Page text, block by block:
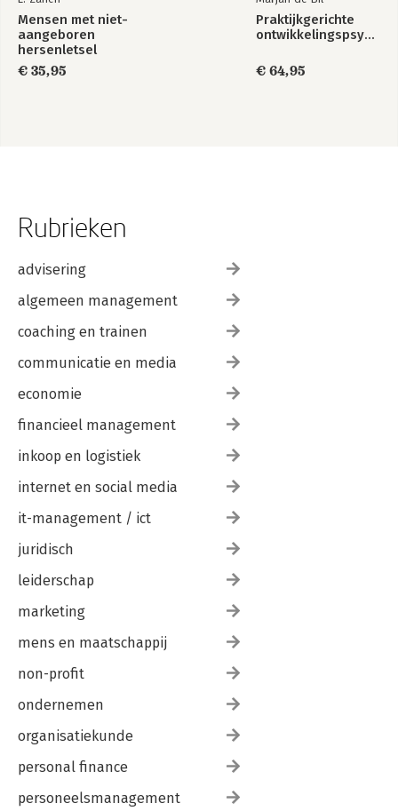
Mensen met niet-
aangeboren
hersenletsel
€ 35,95
Praktijkgerichte
ontwikkelingspsychologie
€ 64,95
Rubrieken
advisering
algemeen management
coaching en trainen
communicatie en media
economie
financieel management
inkoop en logistiek
internet en social media
it-management / ict
juridisch
leiderschap
marketing
mens en maatschappij
non-profit
ondernemen
organisatiekunde
personal finance
personeelsmanagement